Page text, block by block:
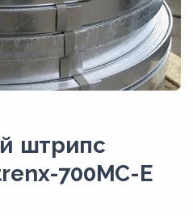
штрипс
700MC-E